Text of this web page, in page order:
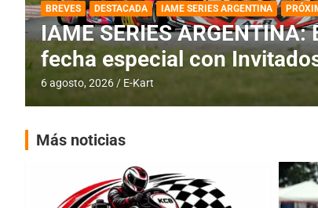
DESTACADA IAME SERIES ARGENTINA
IAME SERIES
fecha con Invitados
4 agosto, 2026 E-Kart
Más noticias